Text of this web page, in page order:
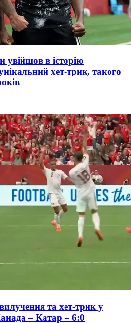
увійшов в історію
хет-трик, такого
та хет-трик у
– Катар – 6:0